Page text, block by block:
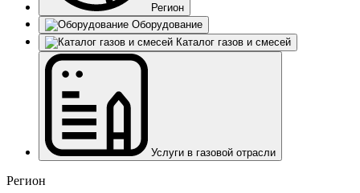
Регион
Оборудование
Каталог газов и смесей
Услуги в газовой отрасли
Регион